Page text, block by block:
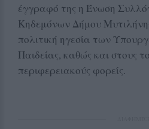
έγγραφό της η Ένωση
Κηδεμόνων Δήμου
πολιτική ηγεσία των
Παιδείας, καθώς και στους
περιφερειακούς φορείς.